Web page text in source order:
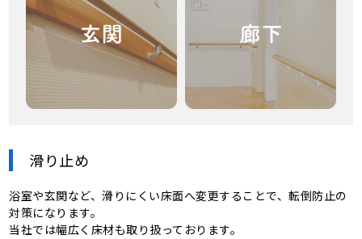
滑り止め
浴室や玄関など、滑りにくい床面へ変更することで、転倒防止の
対策になります。
当社では幅広く床材も取り扱っております。